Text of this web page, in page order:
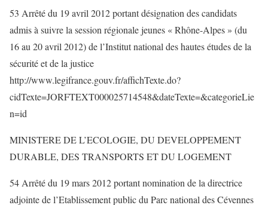
53 Arrêté du 19 avril 2012 portant désignation des candidats
admis à suivre la session régionale jeunes « Rhône-Alpes » (du
16 au 20 avril 2012) de l’Institut national des hautes études de la
sécurité et de la justice
http://www.legifrance.gouv.fr/affichTexte.do?
cidTexte=JORFTEXT000025714548&dateTexte=&categorieLie
n=id
MINISTERE DE L’ECOLOGIE, DU DEVELOPPEMENT
DURABLE, DES TRANSPORTS ET DU LOGEMENT
54 Arrêté du 19 mars 2012 portant nomination de la directrice
adjointe de l’Etablissement public du Parc national des Cévennes